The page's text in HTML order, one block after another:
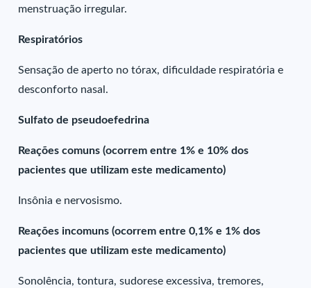
menstruação irregular.
Respiratórios
Sensação de aperto no tórax, dificuldade respiratória e
desconforto nasal.
Sulfato de pseudoefedrina
Reações comuns (ocorrem entre 1% e 10% dos
pacientes que utilizam este medicamento)
Insônia e nervosismo.
Reações incomuns (ocorrem entre 0,1% e 1% dos
pacientes que utilizam este medicamento)
Sonolência, tontura, sudorese excessiva, tremores,